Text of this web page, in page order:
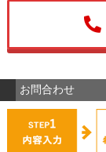
お問合わせ